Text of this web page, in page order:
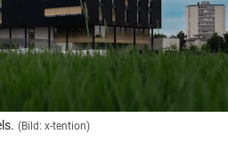
(Bild: x-tention)